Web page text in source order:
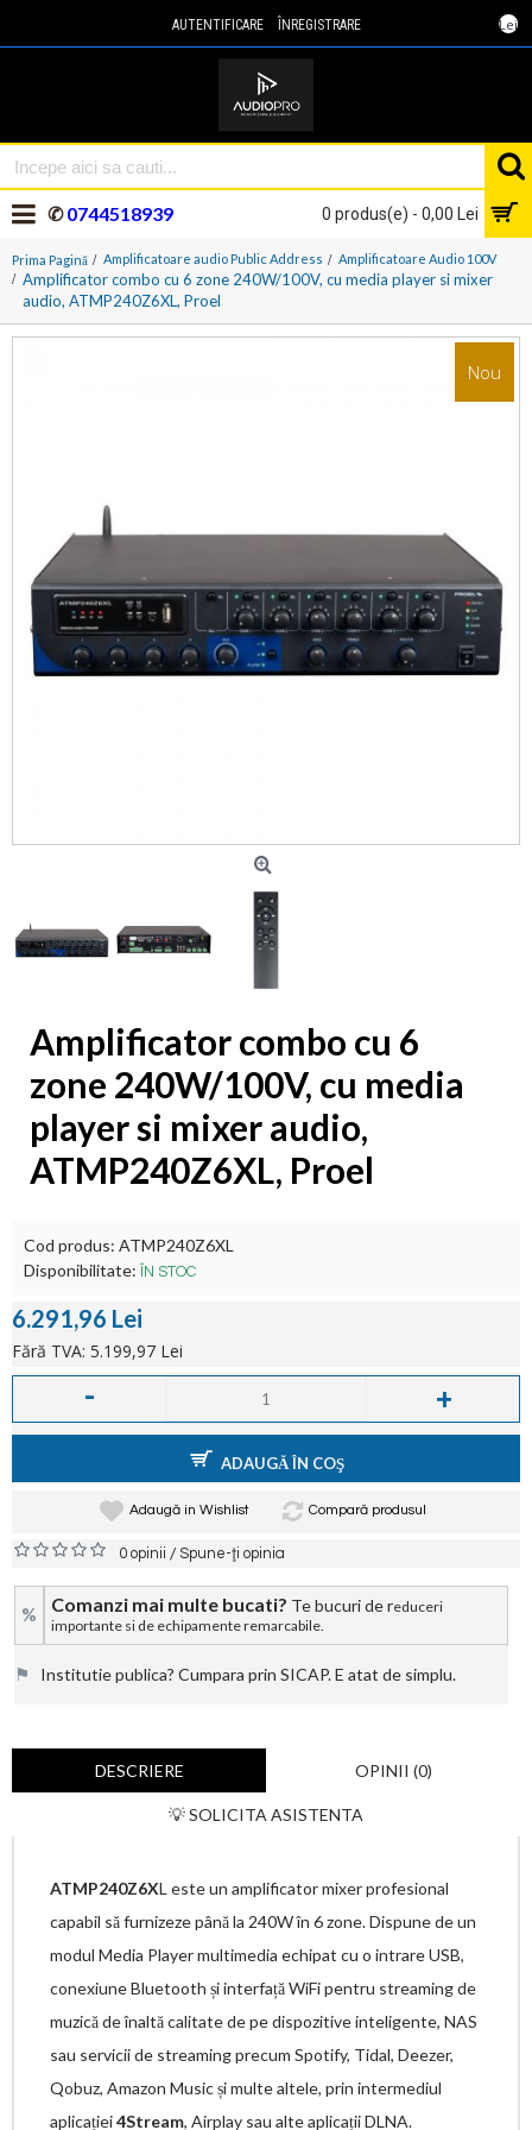
Lei
AUTENTIFICARE ÎNREGISTRARE
0 produs(e) - 0,00 Lei
✆0744518939
Prima Pagină Amplificatoare audio Public Address Amplificatoare Audio 100V
Amplificator combo cu 6 zone 240W/100V, cu media player si mixer
audio, ATMP240Z6XL, Proel
Nou
Amplificator combo cu 6
zone 240W/100V, cu media
player si mixer audio,
ATMP240Z6XL, Proel
Cod produs: ATMP240Z6XL
Disponibilitate:
ÎN STOC
6.291,96 Lei
Fără TVA: 5.199,97 Lei
- +
ADAUGĂ ÎN COŞ
Adaugă in Wishlist Compară produsul
0 opinii /Spune-ţi opinia
% Comanzi mai multe bucati? Te bucuri de reduceri
importante si de echipamente remarcabile.
⚑ Institutie publica? Cumpara prin SICAP. E atat de simplu.
DESCRIERE OPINII (0)
💡 SOLICITA ASISTENTA
ATMP240Z6XL este un amplificator mixer profesional
capabil să furnizeze până la 240W în 6 zone. Dispune de un
modul Media Player multimedia echipat cu o intrare USB,
conexiune Bluetooth și interfață WiFi pentru streaming de
muzică de înaltă calitate de pe dispozitive inteligente, NAS
sau servicii de streaming precum Spotify, Tidal, Deezer,
Qobuz, Amazon Music și multe altele, prin intermediul
aplicației4Stream, Airplay sau alte aplicații DLNA.